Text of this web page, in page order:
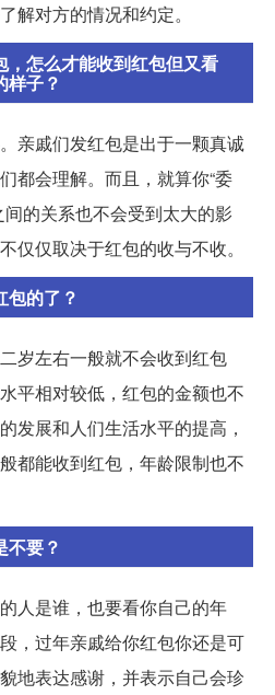
解对方的情况和约定。
，怎么才能收到红包但又看
样子？
亲戚们发红包是出于一颗真诚
都会理解。而且，就算你“委
的关系也不会受到太大的影
仅仅取决于红包的收与不收。
包的了？
岁左右一般就不会收到红包
平相对较低，红包的金额也不
发展和人们生活水平的提高，
都能收到红包，年龄限制也不
不要？
人是谁，也要看你自己的年
，过年亲戚给你红包你还是可
地表达感谢，并表示自己会珍